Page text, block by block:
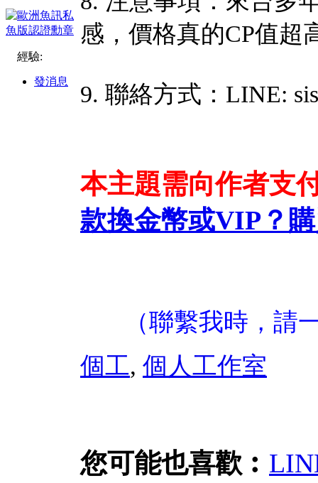
經驗:
發消息
感，價格真的CP值超
9. 聯絡方式：LINE:
本主題需向作者支
款換金幣或VIP？
（聯繫我時，請
個工, 個人工作室
您可能也喜歡︰